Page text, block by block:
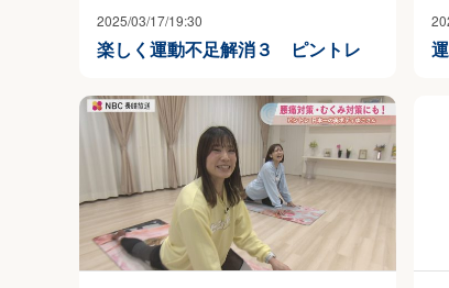
2025/03/17/19:30
楽しく運動不足解消３ ピントレ